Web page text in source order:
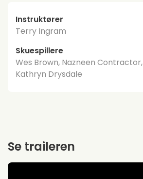
Instruktører
Terry Ingram
Skuespillere
Wes Brown, Nazneen Contractor,
Kathryn Drysdale
Se traileren